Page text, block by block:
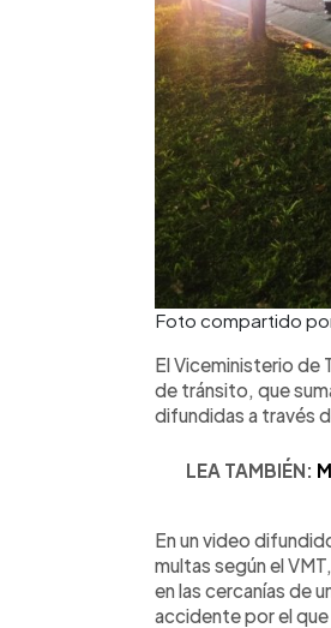
Foto compartido
El Viceministerio de
de tránsito, que
difundidas a través
LEA TAMBIÉN:
En un video
multas según el
en las cercanías de
accidente por el